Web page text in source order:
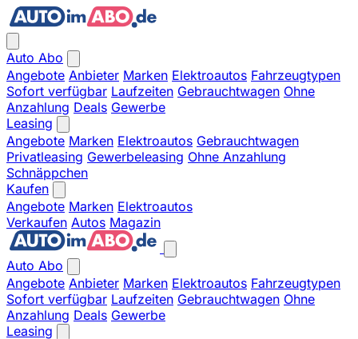
Auto Abo
Angebote Anbieter Marken Elektroautos Fahrzeugtypen
Sofort verfügbar Laufzeiten Gebrauchtwagen Ohne
Anzahlung Deals Gewerbe
Leasing
Angebote Marken Elektroautos Gebrauchtwagen
Privatleasing Gewerbeleasing Ohne Anzahlung
Schnäppchen
Kaufen
Angebote Marken Elektroautos
Verkaufen Autos Magazin
Auto Abo
Angebote Anbieter Marken Elektroautos Fahrzeugtypen
Sofort verfügbar Laufzeiten Gebrauchtwagen Ohne
Anzahlung Deals Gewerbe
Leasing